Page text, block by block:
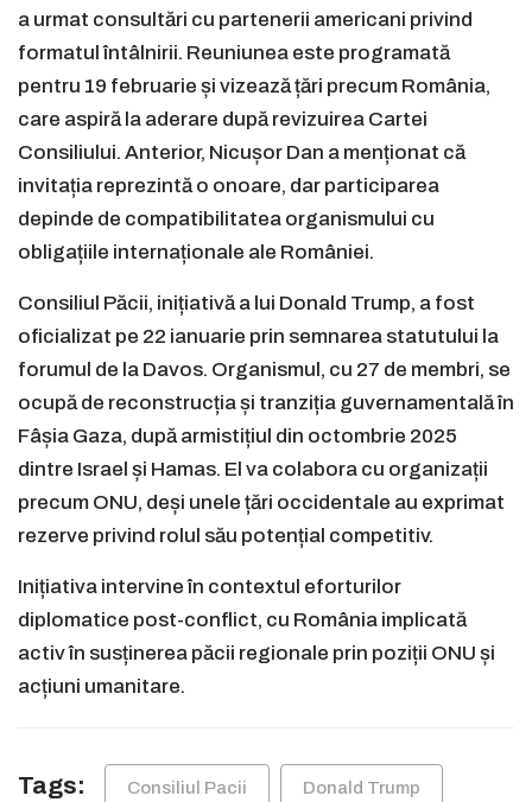
a urmat consultări cu partenerii americani privind
formatul întâlnirii. Reuniunea este programată
pentru 19 februarie și vizează țări precum România,
care aspiră la aderare după revizuirea Cartei
Consiliului. Anterior, Nicușor Dan a menționat că
invitația reprezintă o onoare, dar participarea
depinde de compatibilitatea organismului cu
obligațiile internaționale ale României.
Consiliul Păcii, inițiativă a lui Donald Trump, a fost
oficializat pe 22 ianuarie prin semnarea statutului la
forumul de la Davos. Organismul, cu 27 de membri, se
ocupă de reconstrucția și tranziția guvernamentală în
Fâșia Gaza, după armistițiul din octombrie 2025
dintre Israel și Hamas. El va colabora cu organizații
precum ONU, deși unele țări occidentale au exprimat
rezerve privind rolul său potențial competitiv.
Inițiativa intervine în contextul eforturilor
diplomatice post-conflict, cu România implicată
activ în susținerea păcii regionale prin poziții ONU și
acțiuni umanitare.
Tags: Consiliul Pacii Donald Trump